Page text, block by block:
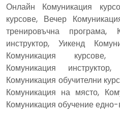
Онлайн Комуникация
курсове, Вечер
тренировъчна програма,
инструктор, Уикенд
Комуникация курсове,
Комуникация
Комуникация обучителни
Комуникация на място,
Комуникация обучение